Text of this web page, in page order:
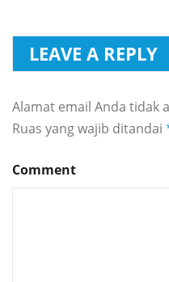
LEAVE A REPLY
Alamat email Anda tidak
Ruas yang wajib ditandai
Comment